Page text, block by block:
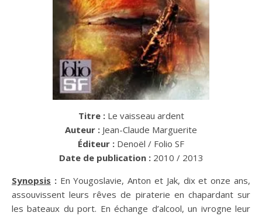
Titre : Le vaisseau ardent
Auteur : Jean-Claude Marguerite
Éditeur : Denoël / Folio SF
Date de publication : 2010 / 2013
Synopsis : En Yougoslavie, Anton et Jak, dix et onze ans,
assouvissent leurs rêves de piraterie en chapardant sur
les bateaux du port. En échange d’alcool, un ivrogne leur